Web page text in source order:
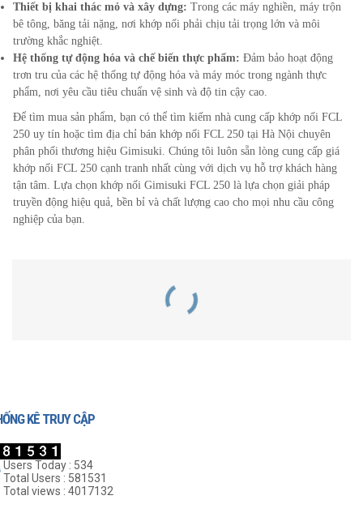
Thiết bị khai thác mỏ và xây dựng: Trong các máy nghiền, máy trộn
bê tông, băng tải nặng, nơi khớp nối phải chịu tải trọng lớn và môi
trường khắc nghiệt.
Hệ thống tự động hóa và chế biến thực phẩm: Đảm bảo hoạt động
trơn tru của các hệ thống tự động hóa và máy móc trong ngành thực
phẩm, nơi yêu cầu tiêu chuẩn vệ sinh và độ tin cậy cao.
Để tìm mua sản phẩm, bạn có thể tìm kiếm nhà cung cấp khớp nối FCL
250 uy tín hoặc tìm địa chỉ bán khớp nối FCL 250 tại Hà Nội chuyên
phân phối thương hiệu Gimisuki. Chúng tôi luôn sẵn lòng cung cấp giá
khớp nối FCL 250 cạnh tranh nhất cùng với dịch vụ hỗ trợ khách hàng
tận tâm. Lựa chọn khớp nối Gimisuki FCL 250 là lựa chọn giải pháp
truyền động hiệu quả, bền bỉ và chất lượng cao cho mọi nhu cầu công
nghiệp của bạn.
Khớp Nối Cao Su FCL-450
KÊ TRUY CẬP
Users Today : 534
Total Users : 581531
Total views : 4017132